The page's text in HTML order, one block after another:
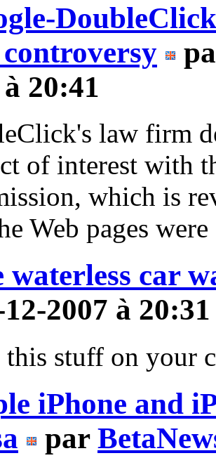
20:41
law firm
of interest with
which is
Web pages
waterless car
2007 à 20:31
this stuff on your
iPhone and
par